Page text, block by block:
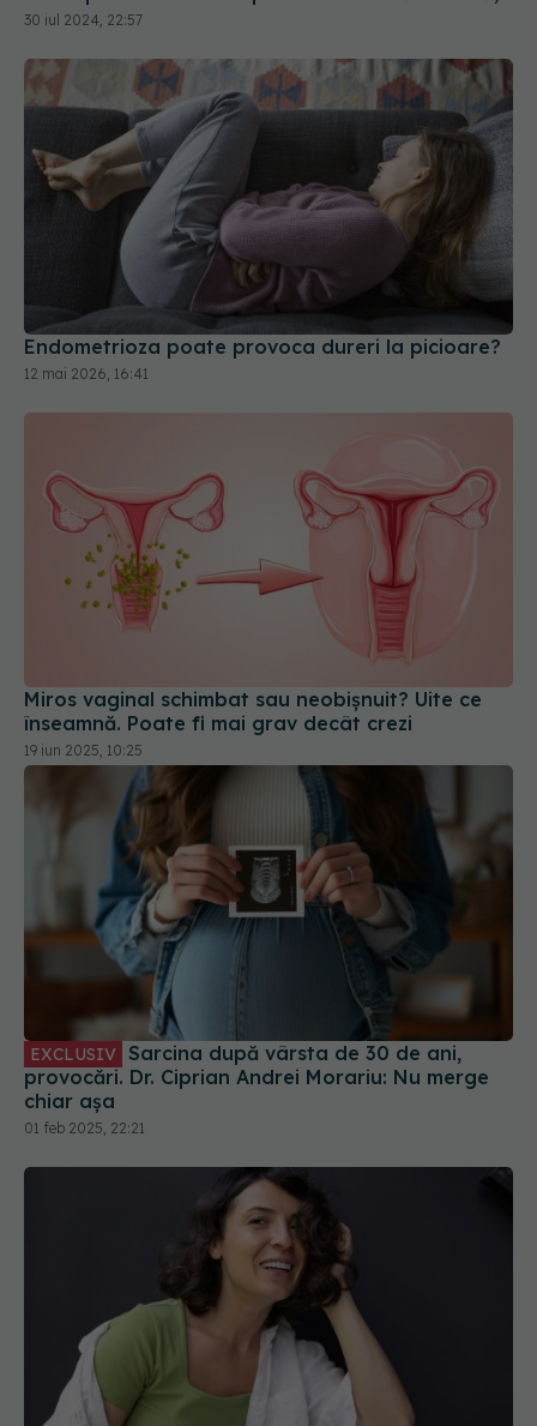
Endometrioza poate provoca dureri la picioare?
12 mai 2026, 16:41
Miros vaginal schimbat sau neobișnuit? Uite ce
înseamnă. Poate fi mai grav decât crezi
EXCLUSIV
provocări. Dr. Ciprian Andrei Morariu: Nu merge
chiar așa
01 feb 2025, 22:21
Cum îți dai seama că ai intrat în premenopauză.
Recomandările ginecologilor pentru o tranziție
mai ușoară